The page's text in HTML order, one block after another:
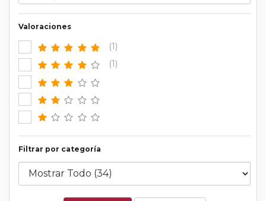
Valoraciones
(1)
(1)
Filtrar por categoría